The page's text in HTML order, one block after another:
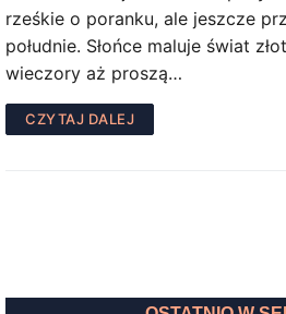
rześkie o poranku, ale jeszcze
południe. Słońce maluje świat
wieczory aż proszą…
CZYTAJ DALEJ